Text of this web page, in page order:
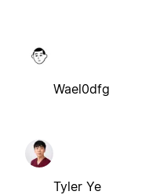
Wael0dfg
Tyler Ye